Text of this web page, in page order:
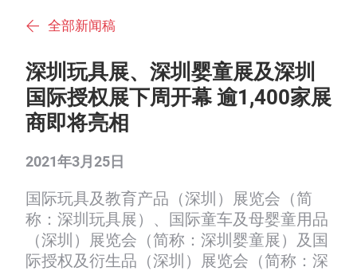
全部新闻稿
深圳玩具展、深圳婴童展及深圳
国际授权展下周开幕 逾1,400家展
商即将亮相
2021年3月25日
国际玩具及教育产品（深圳）展览会（简
称：深圳玩具展）、国际童车及母婴童用品
（深圳）展览会（简称：深圳婴童展）及国
际授权及衍生品（深圳）展览会（简称：深